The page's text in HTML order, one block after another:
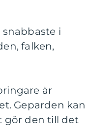
i
falken,
är
Geparden kan
gör den till det